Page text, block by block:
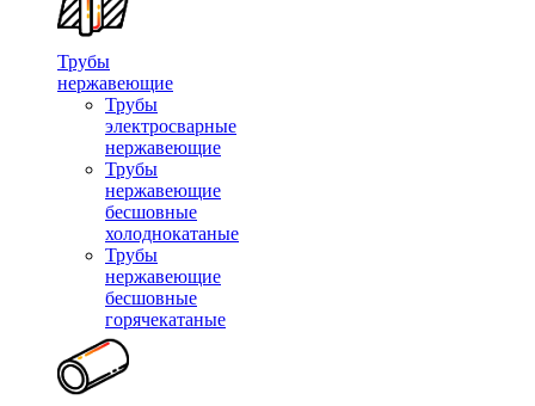
Трубы
нержавеющие
Трубы
электросварные
нержавеющие
Трубы
нержавеющие
бесшовные
холоднокатаные
Трубы
нержавеющие
бесшовные
горячекатаные